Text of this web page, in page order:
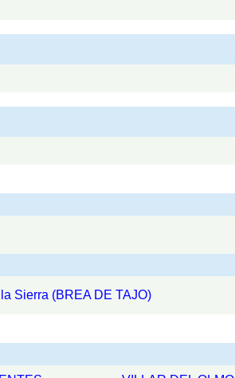
Sierra (BREA DE TAJO)